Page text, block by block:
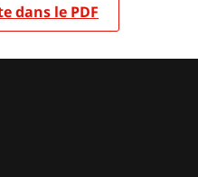
dans le PDF